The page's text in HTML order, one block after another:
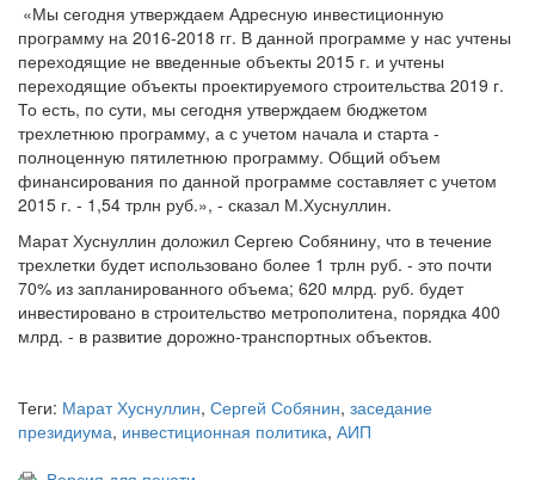
«Мы сегодня утверждаем Адресную инвестиционную
программу на 2016-2018 гг. В данной программе у нас учтены
переходящие не введенные объекты 2015 г. и учтены
переходящие объекты проектируемого строительства 2019 г.
То есть, по сути, мы сегодня утверждаем бюджетом
трехлетнюю программу, а с учетом начала и старта -
полноценную пятилетнюю программу. Общий объем
финансирования по данной программе составляет с учетом
2015 г. - 1,54 трлн руб.», - сказал М.Хуснуллин.
Марат Хуснуллин доложил Сергею Собянину, что в течение
трехлетки будет использовано более 1 трлн руб. - это почти
70% из запланированного объема; 620 млрд. руб. будет
инвестировано в строительство метрополитена, порядка 400
млрд. - в развитие дорожно-транспортных объектов.
Теги: Марат Хуснуллин, Сергей Собянин, заседание
президиума, инвестиционная политика, АИП